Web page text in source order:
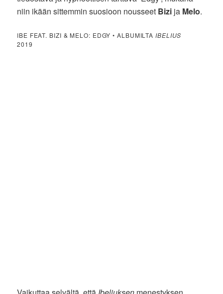
niin ikään sittemmin suosioon nousseet Bizi ja Melo.
IBE FEAT. BIZI & MELO: EDGY • ALBUMILTA IBELIUS
2019